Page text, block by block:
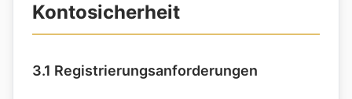
Kontosicherheit
3.1 Registrierungsanforderungen